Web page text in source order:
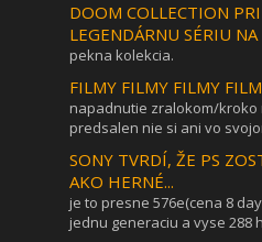
DOOM COLLECTION
LEGENDÁRNU SÉRIU NA
pekna kolekcia.
FILMY FILMY FILMY
napadnutie zralokom/kroko
predsalen nie si ani vo
SONY TVRDÍ, ŽE PS
AKO HERNÉ...
je to presne 576e(cena 8
jednu generaciu a vyse 288